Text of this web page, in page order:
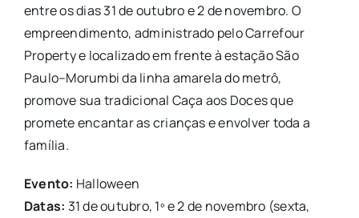
entre os dias 31 de outubro e 2 denovembro. O
empreendimento, administrado pelo Carrefour
Property e localizado em frente à estação São
Paulo–Morumbi da linha amarela do metrô,
promove sua tradicional Caça aos Doces que
promete encantar as crianças e envolver toda a
família.
Evento: Halloween
Datas: 31 de outubro, 1º e 2 de novembro (sexta,